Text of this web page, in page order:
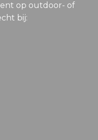
op outdoor- of
bij: